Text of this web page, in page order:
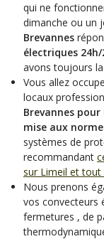
qui ne
dimanche ou un
Brevannes
électriques 24h/
avons toujours
Vous allez
locaux
Brevannes
mise aux
systèmes de
recommandant
sur Limeil et tout
Nous prenons
vos convecteurs
fermetures , de